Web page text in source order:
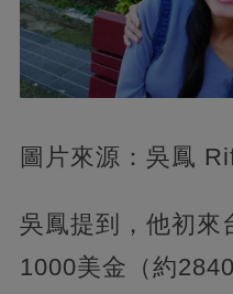
圖片來源：吳鳳
吳鳳提到，他初來
1000美金（約